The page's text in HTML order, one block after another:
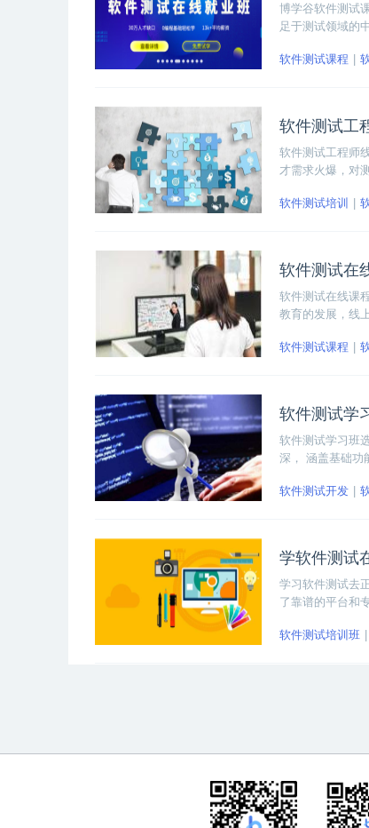
博学谷软件测试
足于测试领域的
争抢的测试精英
软件测试课程
软件测试工
软件测试工程师
才需求火爆，对
软件测试培训
软件测试在
软件测试在线课
教育的发展，线
软件测试课程
软件测试学
软件测试学习班
深， 涵盖基础功
软件测试开发
学软件测试
学习软件测试去
了靠谱的平台和
软件测试培训班